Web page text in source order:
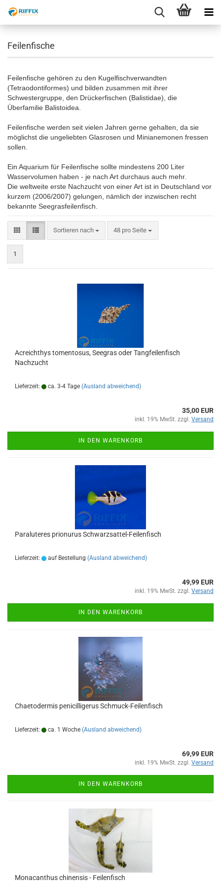
Feilenfische
Feilenfische gehören zu den Kugelfischverwandten
(Tetraodontiformes) und bilden zusammen mit ihrer
Schwestergruppe, den Drückerfischen (Balistidae), die
Überfamilie Balistoidea.
Feilenfische werden seit vielen Jahren gerne gehalten, da sie
möglichst die ungeliebten Glasrosen und Minianemonen fressen
sollen.
Ein Aquarium für Feilenfische sollte mindestens 200 Liter
Wasservolumen haben - je nach Art durchaus auch mehr.
Die weltweite erste Nachzucht von einer Art ist in Deutschland vor
kurzem (2006/2007) gelungen, nämlich der inzwischen recht
bekannte Seegrasfeilenfisch.
Sortieren nach
Sortieren nach 48 pro Seite
pro Seite
1
Acreichthys tomentosus, Seegras oder Tangfeilenfisch
Nachzucht
Lieferzeit: ca. 3-4 Tage (Ausland abweichend)
35,00 EUR
inkl. 19% MwSt. zzgl. Versand
IN DEN WARENKORB
Paraluteres prionurus Schwarzsattel-Feilenfisch
Lieferzeit: auf Bestellung (Ausland abweichend)
49,99 EUR
inkl. 19% MwSt. zzgl. Versand
IN DEN WARENKORB
Chaetodermis penicilligerus Schmuck-Feilenfisch
Lieferzeit: ca. 1 Woche (Ausland abweichend)
69,99 EUR
inkl. 19% MwSt. zzgl. Versand
IN DEN WARENKORB
Monacanthus chinensis - Feilenfisch